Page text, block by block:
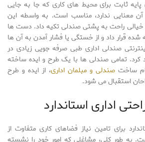
ثابت برای محیط های کاری که جا به جایی
معنایی ندارد، مناسب است. به واسطه این
خیالی راحت به پشتی صندلی تکیه داد. دست ها
قرار داد و از خستگی یا فشار آمدن به آن ها
صندلی اداری طبی صرفه جویی زیادی در
کرد. تمامی صندلی ها با یک طرح و ایده ساخته
ساخت صندلی و مبلمان اداری، از ایده و طرح
استقبال می شود.
اداری استاندارد
برای تامین نیاز فضاهای کاری متفاوت از